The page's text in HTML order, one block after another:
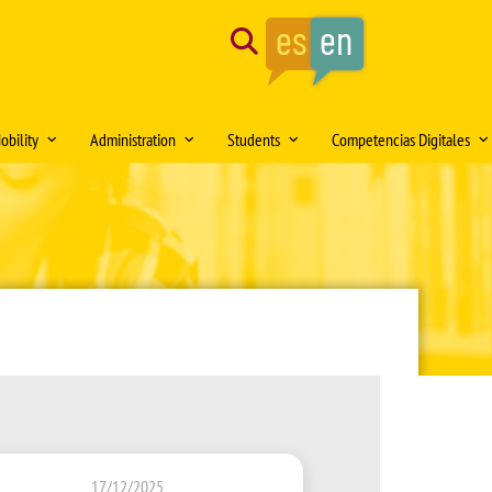
Search
of the month
and Projects)
Medical Bachelor´s Degree
Bachelor´s Degree in
Master's Degree in Clinical
Administration
Opening hours
Directorio de contactos
Model forms
Recognised academic transfer credits
Students
Delegación de Alumnos DAFMUS
Professional orientation and
Competencias Digitales
Inteligencia Artificial
17/12/2025